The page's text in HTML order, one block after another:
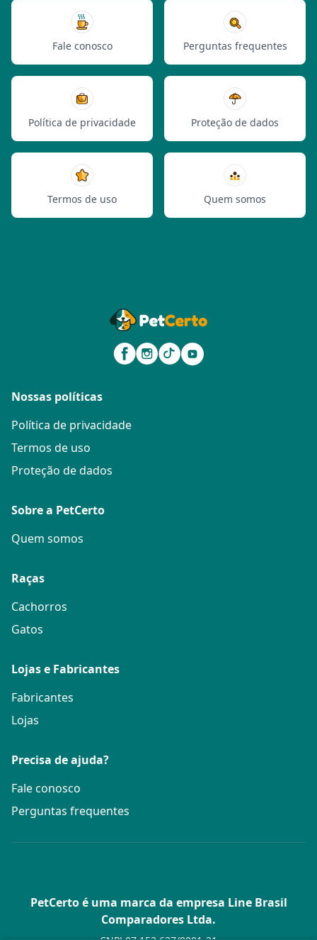
Fale conosco Perguntas frequentes
Política de privacidade Proteção de dados
Termos de uso Quem somos
Nossas políticas
Política de privacidade
Termos de uso
Proteção de dados
Sobre a PetCerto
Quem somos
Raças
Cachorros
Gatos
Lojas e Fabricantes
Fabricantes
Lojas
Precisa de ajuda?
Fale conosco
Perguntas frequentes
PetCerto é uma marca da empresa Line Brasil
Comparadores Ltda.